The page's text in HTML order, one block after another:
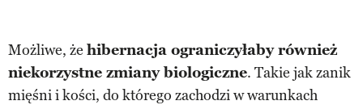
Możliwe, że hibernacja ograniczyłaby również
niekorzystne zmiany biologiczne. Takie jak zanik
mięśni i kości, do którego zachodzi w warunkach